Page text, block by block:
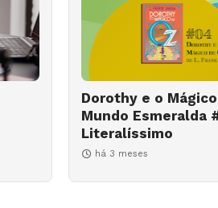
Dorothy e o Mágico
Mundo Esmeralda
Literalíssimo
há 3 meses